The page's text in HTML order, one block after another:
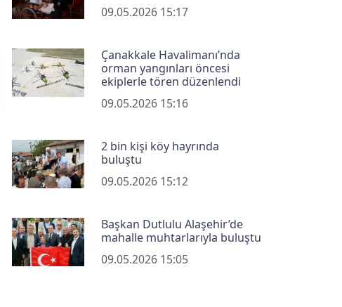
09.05.2026 15:17
Çanakkale Havalimanı’nda
orman yangınları öncesi
ekiplerle tören düzenlendi
09.05.2026 15:16
2 bin kişi köy hayrında
buluştu
09.05.2026 15:12
Başkan Dutlulu Alaşehir’de
mahalle muhtarlarıyla buluştu
09.05.2026 15:05